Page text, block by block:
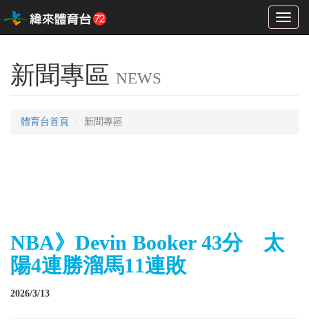
Toggle
新聞專區 NEWS
體育台首頁 新聞專區
NBA》Devin Booker 43分 太
陽4連勝溜馬11連敗
2026/3/13